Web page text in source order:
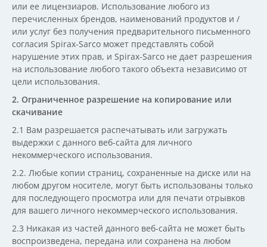
или ее лицензиаров. Использование любого из
перечисленных брендов, наименований продуктов и /
или услуг без получения предварительного письменного
согласия Spirax-Sarco может представлять собой
нарушение этих прав, и Spirax-Sarco не дает разрешения
на использование любого такого объекта независимо от
цели использования.
2. Ограниченное разрешение на копирование или
скачивание
2.1 Вам разрешается распечатывать или загружать
выдержки с данного веб-сайта для личного
некоммерческого использования.
2.2. Любые копии страниц, сохраненные на диске или на
любом другом носителе, могут быть использованы только
для последующего просмотра или для печати отрывков
для вашего личного некоммерческого использования.
2.3 Никакая из частей данного веб-сайта не может быть
воспроизведена, передана или сохранена на любом